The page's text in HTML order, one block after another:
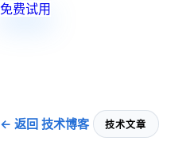
免费试用
← 返回 技术博客 技术文章